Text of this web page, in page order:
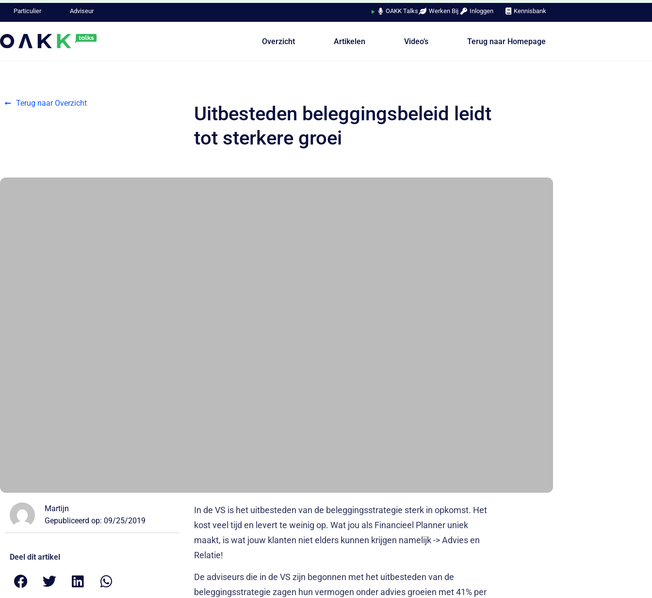
Particulier Adviseur OAKK Talks Werken Bij Inloggen Kennisbank
Overzicht Artikelen Video’s Terug naar Homepage
Terug naar Overzicht
Uitbesteden beleggingsbeleid leidt
tot sterkere groei
Martijn
Gepubliceerd op: 09/25/2019
Deel dit artikel
In de VS is het uitbesteden van de beleggingsstrategie sterk in opkomst. Het
kost veel tijd en levert te weinig op. Wat jou als Financieel Planner uniek
maakt, is wat jouw klanten niet elders kunnen krijgen namelijk -> Advies en
Relatie!
De adviseurs die in de VS zijn begonnen met het uitbesteden van de
beleggingsstrategie zagen hun vermogen onder advies groeien met 41% per